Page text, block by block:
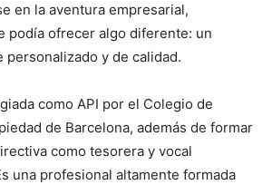
en la aventura empresarial,
podía ofrecer algo diferente: un
personalizado y de calidad.
como API por el Colegio de
de Barcelona, además de formar
como tesorera y vocal
una profesional altamente formada